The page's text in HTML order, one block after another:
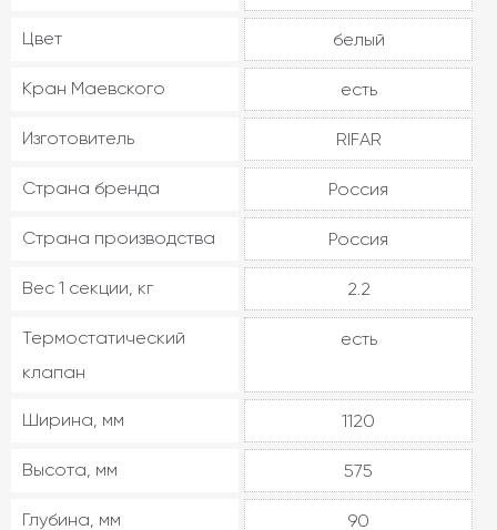
Цвет белый
Кран Маевского есть
Изготовитель RIFAR
Страна бренда Россия
Страна производства Россия
Вес 1 секции, кг 2.2
Термостатический
клапан
есть
Ширина, мм 1120
Высота, мм 575
Глубина, мм 90